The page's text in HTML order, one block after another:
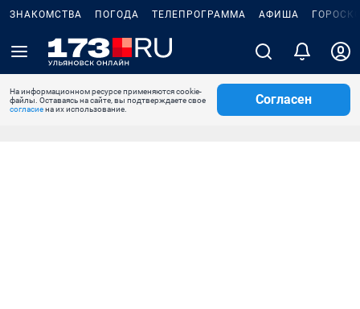
ЗНАКОМСТВА ПОГОДА ТЕЛЕПРОГРАММА АФИША
На информационном ресурсе применяются cookie-
файлы. Оставаясь на сайте, вы подтверждаете свое
согласиена их использование.
Согласен